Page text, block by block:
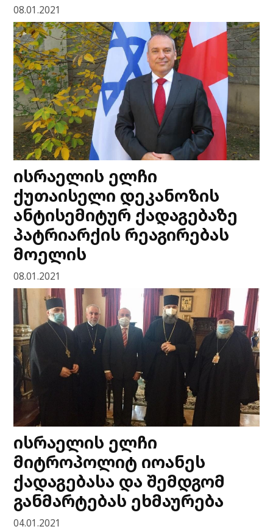
08.01.2021
ისრაელის ელჩი
ქუთაისელი დეკანოზის
ანტისემიტურ ქადაგებაზე
პატრიარქის რეაგირებას
მოელის
08.01.2021
ისრაელის ელჩი
მიტროპოლიტ იოანეს
ქადაგებასა და შემდგომ
განმარტებას ეხმაურება
04.01.2021